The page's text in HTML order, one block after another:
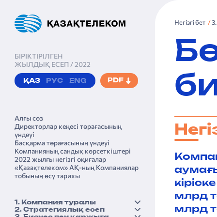
БІРІКТІРІЛГЕН
ЖЫЛДЫҚ ЕСЕП / 2022
ҚАЗ РУС ENG PDF
Алғы сөз
Директорлар кеңесі төрағасы­ның
үндеуі
Басқарма төрағасы­ның үндеуі
Компанияның сандық көрсеткіштері
2022 жылғы негізгі оқиғалар
«Қазақтеле­ком» АҚ-ның Компаниялар
тобының өсу тарихы
1. Компания туралы
Қысқаша бейіні
2. Стратегиялық есеп
Негізгі бет
млрд
млрд